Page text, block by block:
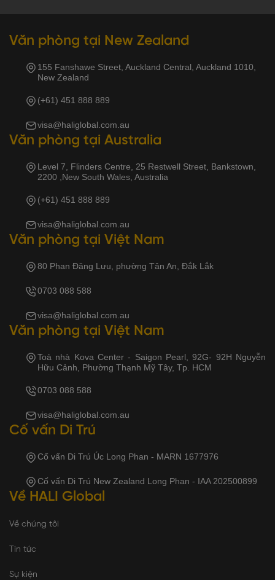
Văn phòng tại New Zealand
155 Fanshawe Street, Auckland Central, Auckland 1010,
New Zealand
(+61) 451 888 889
visa@haliglobal.com.au
Văn phòng tại Australia
Level 7, Flinders Centre, 25 Restwell Street, Bankstown,
2200 ,New South Wales, Australia
(+61) 451 888 889
visa@haliglobal.com.au
Văn phòng tại Việt Nam
80 Phan Đăng Lưu, phường Tân An, Đắk Lắk
0703 088 588
visa@haliglobal.com.au
Văn phòng tại Việt Nam
Toà nhà Kova Center - Saigon Pearl, 92G- 92H Nguyễn
Hữu Cảnh, Phường Thạnh Mỹ Tây, Tp. HCM
0703 088 588
visa@haliglobal.com.au
Cố vấn Di Trú
Cố vấn Di Trú Úc Long Phan - MARN 1677976
Cố vấn Di Trú New Zealand Long Phan - IAA 202500899
Về HALI Global
Về chúng tôi
Tin tức
Sự kiện